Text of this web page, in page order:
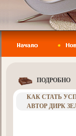
ПОДРОБНО
КАК СТАТЬ
АВТОР ДИРК